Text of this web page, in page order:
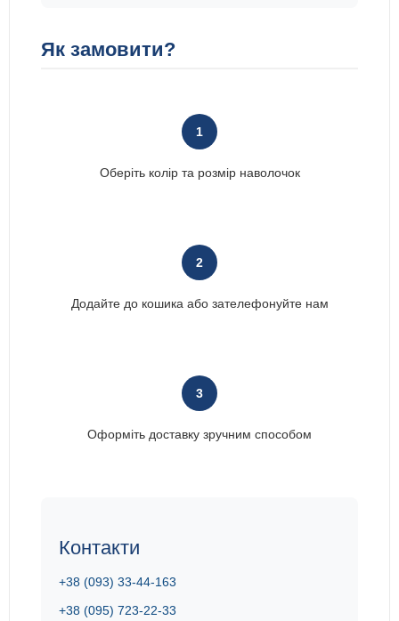
Як замовити?
1
Оберіть колір та розмір наволочок
2
Додайте до кошика або зателефонуйте нам
3
Оформіть доставку зручним способом
Контакти
+38 (093) 33-44-163
+38 (095) 723-22-33